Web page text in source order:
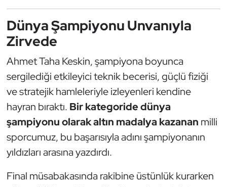
Dünya Şampiyonu Unvanıyla
Zirvede
Ahmet Taha Keskin, şampiyona boyunca
sergilediği etkileyici teknik becerisi, güçlü fiziği
ve stratejik hamleleriyle izleyenleri kendine
hayran bıraktı. Bir kategoride dünya
şampiyonu olarak altın madalya kazanan milli
sporcumuz, bu başarısıyla adını şampiyonanın
yıldızları arasına yazdırdı.
Final müsabakasında rakibine üstünlük kurarken
Hava Sporları
Hentbol
İşitme Engelli Sporcular
Judo ve Kuraş
Kano ve Rafting
Karate